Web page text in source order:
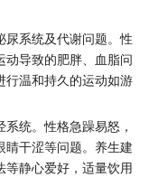
尿系统及代谢问题。性
动导致的肥胖、血脂问
行温和持久的运动如游
系统。性格急躁易怒，
睛干涩等问题。养生建
等静心爱好，适量饮用